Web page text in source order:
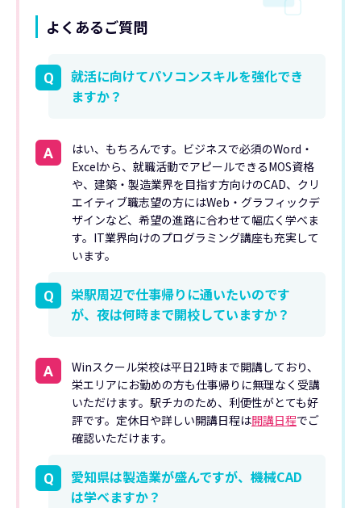
よくあるご質問
Q
就活に向けてパソコンスキルを強化でき
ますか？
A
はい、もちろんです。ビジネスで必須のWord・
Excelから、就職活動でアピールできるMOS資格
や、建築・製造業界を目指す方向けのCAD、クリ
エイティブ職志望の方にはWeb・グラフィックデ
ザインなど、希望の進路に合わせて幅広く学べま
す。IT業界向けのプログラミング講座も充実して
います。
Q
栄駅周辺で仕事帰りに通いたいのです
が、夜は何時まで開校していますか？
A
Winスクール栄校は平日21時まで開講しており、
栄エリアにお勤めの方も仕事帰りに無理なく受講
いただけます。駅チカのため、利便性がとても好
評です。定休日や詳しい開講日程は開講日程でご
確認いただけます。
Q
愛知県は製造業が盛んですが、機械CAD
は学べますか？